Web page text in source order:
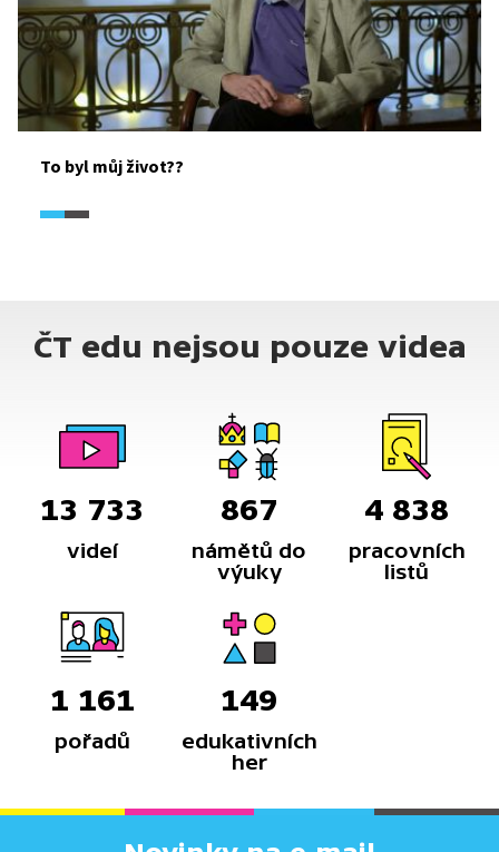
To byl můj život??
ČT edu nejsou pouze videa
13 733
videí
867
námětů do
výuky
4 838
pracovních
listů
1 161
pořadů
149
edukativních
her